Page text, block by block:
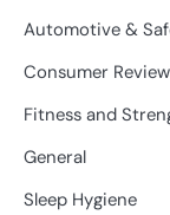
Automotive &
Consumer
Fitness and
General
Sleep Hygiene